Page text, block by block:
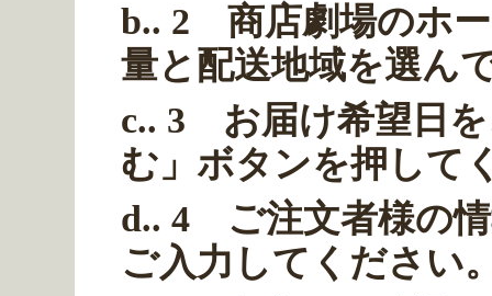
b.. 2 商店劇場のホ
量と配送地域を選ん
c.. 3 お届け希望日
む」ボタンを押して
d.. 4 ご注文者様の
ご入力してください